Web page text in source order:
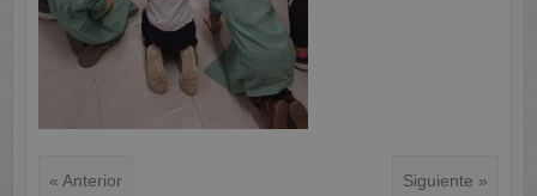
« Anterior Siguiente »